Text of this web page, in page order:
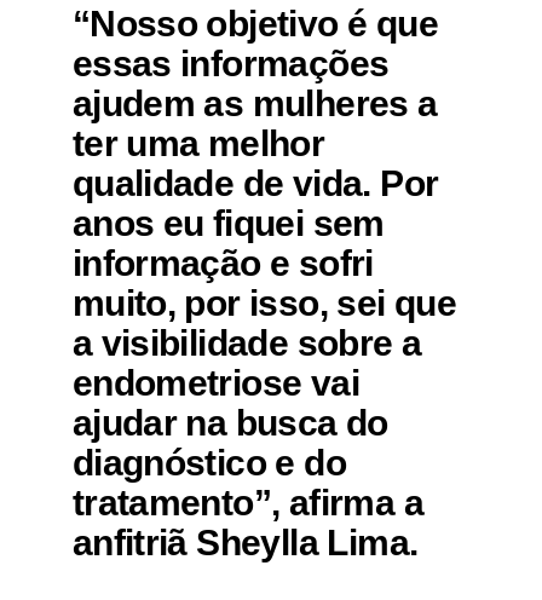
“Nosso objetivo é que
essas informações
ajudem as mulheres a
ter uma melhor
qualidade de vida. Por
anos eu fiquei sem
informação e sofri
muito, por isso, sei que
a visibilidade sobre a
endometriose vai
ajudar na busca do
diagnóstico e do
tratamento”, afirma a
anfitriã Sheylla Lima.